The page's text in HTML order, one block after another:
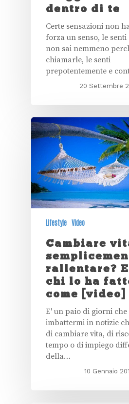
dentro di te
Certe sensazioni non
forza un senso, le
non sai nemmeno
chiamarle, le senti
prepotentemente e
20 Settembre
Lifestyle Video
Cambiare
rallentare?
chi lo ha
come [video]
E' un paio di giorni
imbattermi in notizie
di cambiare vita, di
tempo o di impiego
della…
10 Gennaio